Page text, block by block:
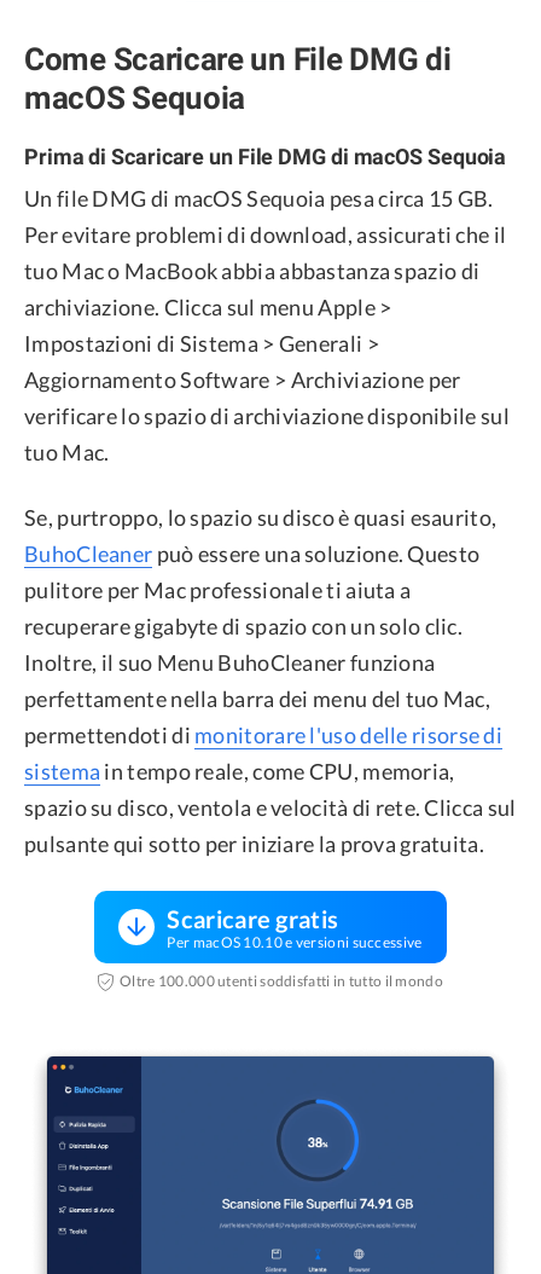
Come Scaricare un File DMG di
macOS Sequoia
Prima di Scaricare un File DMG di macOS Sequoia
Un file DMG di macOS Sequoia pesa circa 15 GB.
Per evitare problemi di download, assicurati che il
tuo Mac o MacBook abbia abbastanza spazio di
archiviazione. Clicca sul menu Apple >
Impostazioni di Sistema > Generali >
Aggiornamento Software > Archiviazione per
verificare lo spazio di archiviazione disponibile sul
tuo Mac.
Se, purtroppo, lo spazio su disco è quasi esaurito,
BuhoCleaner può essere una soluzione. Questo
pulitore per Mac professionale ti aiuta a
recuperare gigabyte di spazio con un solo clic.
Inoltre, il suo Menu BuhoCleaner funziona
perfettamente nella barra dei menu del tuo Mac,
permettendoti di monitorare l'uso delle risorse di
sistema in tempo reale, come CPU, memoria,
spazio su disco, ventola e velocità di rete. Clicca sul
pulsante qui sotto per iniziare la prova gratuita.
Scaricare gratis
Per macOS 10.10 e versioni successive
Oltre 100.000 utenti soddisfatti in tutto il mondo